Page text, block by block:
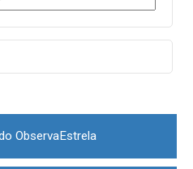
ObservaEstrela